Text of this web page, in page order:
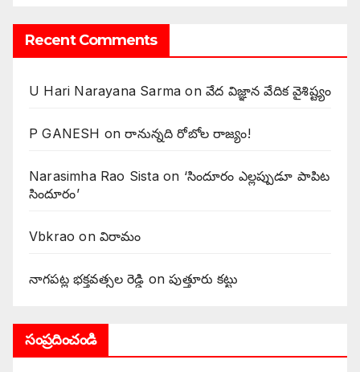
Recent Comments
U Hari Narayana Sarma onవేద విజ్ఞాన వేదిక వైశిష్ట్యం
P GANESH on‌రానున్నది రోబోల రాజ్యం!
Narasimha Rao Sistaon ‘సిందూరం ఎల్లప్పుడూ పాపిట
సిందూరం’
Vbkrao onవిరామం
నాగపట్ల భక్తవత్సల రెడ్డి onపుత్తూరు కట్టు
సంప్రదించండి